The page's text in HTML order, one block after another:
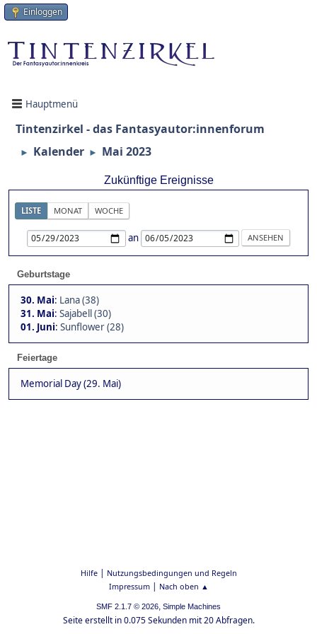
Einloggen
Hauptmenü
Tintenzirkel - das Fantasyautor:innenforum
► Kalender ► Mai 2023
Zukünftige Ereignisse
LISTE MONAT WOCHE
an
Geburtstage
30. Mai: Lana (38)
31. Mai: Sajabell (30)
01. Juni: Sunflower (28)
Feiertage
Memorial Day (29. Mai)
Hilfe| Nutzungsbedingungen und Regeln
Impressum| Nach oben ▲
SMF 2.1.7 © 2026, Simple Machines
Seite erstellt in 0.075 Sekunden mit 20 Abfragen.